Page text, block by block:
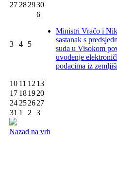
27282930
3 4 5
6
Ministri Vračo i
sastanak s
suda u Visokom
uvođenje
podacima iz
10 11 1213
17 181920
24252627
31 1 2 3
Nazad na vrh